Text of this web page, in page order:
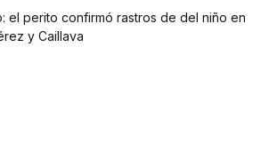
el perito confirmó rastros de del niño en
y Caillava